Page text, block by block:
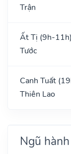
Trận
Ất Tị (9h-
Tước
Canh Tuất
Thiên Lao
Ngũ